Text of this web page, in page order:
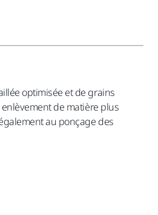
optimisée et de grains
de matière plus
au ponçage des